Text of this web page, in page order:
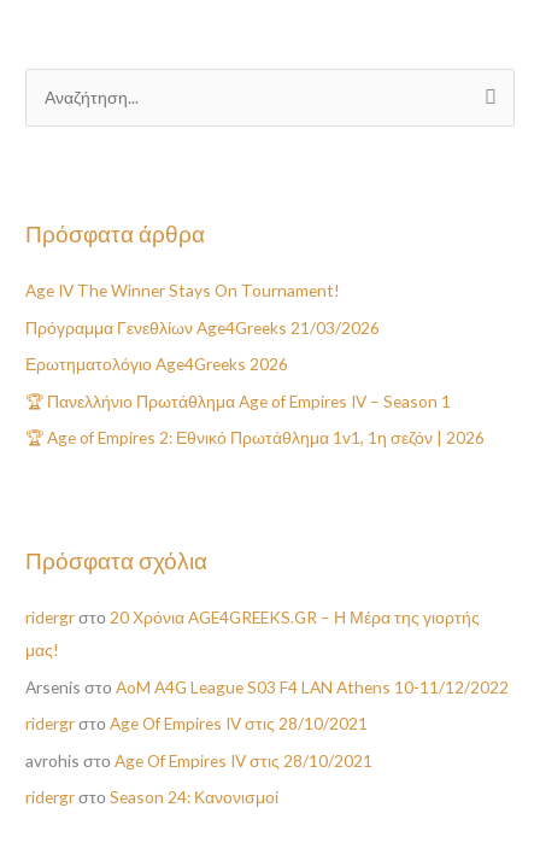
ή
η
σ
η
γ
ι
Πρόσφατα άρθρα
Age IV The Winner Stays On Tournament!
Πρόγραμμα Γενεθλίων Age4Greeks 21/03/2026
Ερωτηματολόγιο Age4Greeks 2026
🏆 Πανελλήνιο Πρωτάθλημα Age of Empires IV – Season 1
🏆 Age of Empires 2: Εθνικό Πρωτάθλημα 1v1, 1η σεζόν | 2026
Πρόσφατα σχόλια
ridergrστο 20 Χρόνια AGE4GREEKS.GR – Η Μέρα της γιορτής
μας!
Arsenis στοAoM A4G League S03 F4 LAN Athens 10-11/12/2022
ridergrστοAge Of Empires IV στις 28/10/2021
avrohis στοAge Of Empires IV στις 28/10/2021
ridergrστοSeason 24: Κανονισμοί